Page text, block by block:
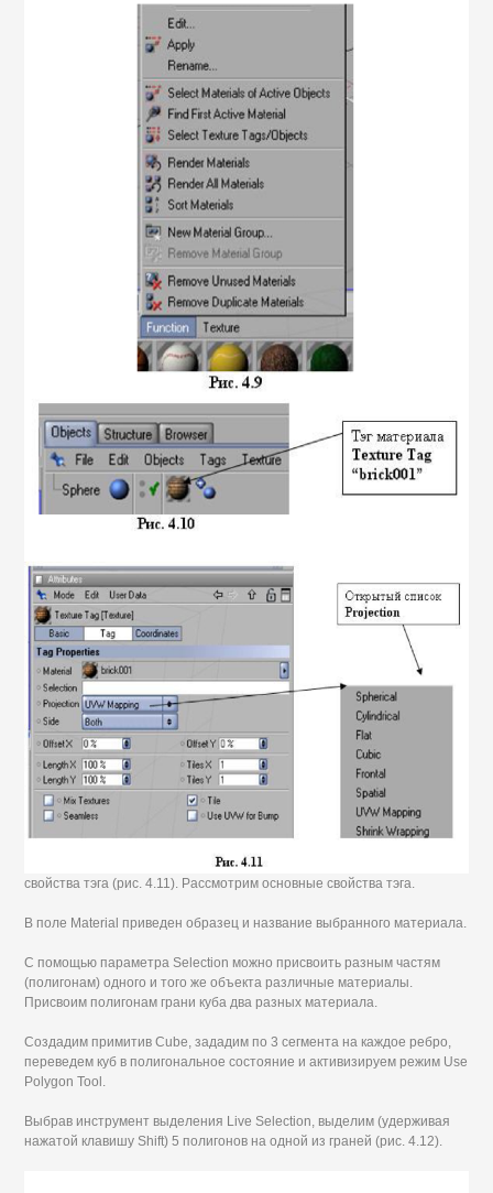
свойства тэга (рис. 4.11). Рассмотрим основные свойства тэга.
В поле Material приведен образец и название выбранного материала.
С помощью параметра Selection можно присвоить разным частям
(полигонам) одного и того же объекта различные материалы.
Присвоим полигонам грани куба два разных материала.
Создадим примитив Cube, зададим по 3 сегмента на каждое ребро,
переведем куб в полигональное состояние и активизируем режим Use
Polygon Tool.
Выбрав инструмент выделения Live Selection, выделим (удерживая
нажатой клавишу Shift) 5 полигонов на одной из граней (рис. 4.12).